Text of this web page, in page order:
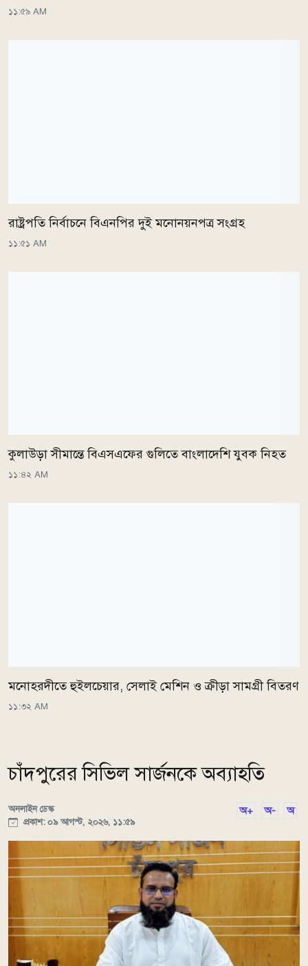
১১:৫৯ AM
রাষ্ট্রপতি নির্বাচনে বিএনপির দুই মনোনয়নপত্র সংগ্রহ
১১:৫১ AM
কুলাউড়া সীমান্তে বিএসএফের গুলিতে বাংলাদেশি যুবক নিহত
১১:৪২ AM
মনোহরদীতে হুইলচেয়ার, সেলাই মেশিন ও ক্রীড়া সামগ্রী বিতরণ
১১:৩২ AM
চাঁদপুরের সিভিল সার্জনকে অব্যাহতি
অনলাইন ডেস্ক
প্রকাশ: ০৯ আগস্ট, ২০২৬, ১১:৫৯
অ+ অ- অ